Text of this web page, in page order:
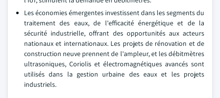
Les économies émergentes investissent dans les segments du
traitement des eaux, de l'efficacité énergétique et de la
sécurité industrielle, offrant des opportunités aux acteurs
nationaux et internationaux. Les projets de rénovation et de
construction neuve prennent de l'ampleur, et les débitmètres
ultrasoniques, Coriolis et électromagnétiques avancés sont
utilisés dans la gestion urbaine des eaux et les projets
industriels.